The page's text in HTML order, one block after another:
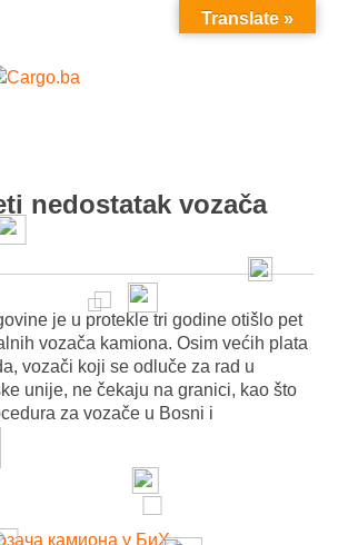
MENU
nedostatak vozača
je u protekle tri godine otišlo pet
vozača kamiona. Osim većih plata
vozači koji se odluče za rad u
unije, ne čekaju na granici, kao što
za vozače u Bosni i
камиона у БиХ
Translate »